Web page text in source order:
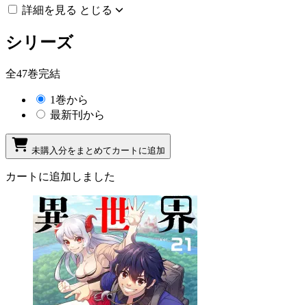
詳細を見る とじる
シリーズ
全47巻完結
1巻から
最新刊から
未購入分をまとめてカートに追加
カートに追加しました